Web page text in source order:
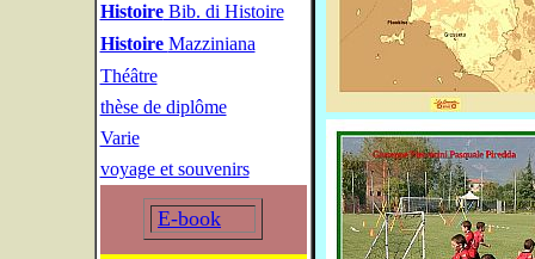
HistoireBib. di Histoire
Histoire Mazziniana
Théâtre
thèse de diplôme
Varie
voyage et souvenirs
E-book